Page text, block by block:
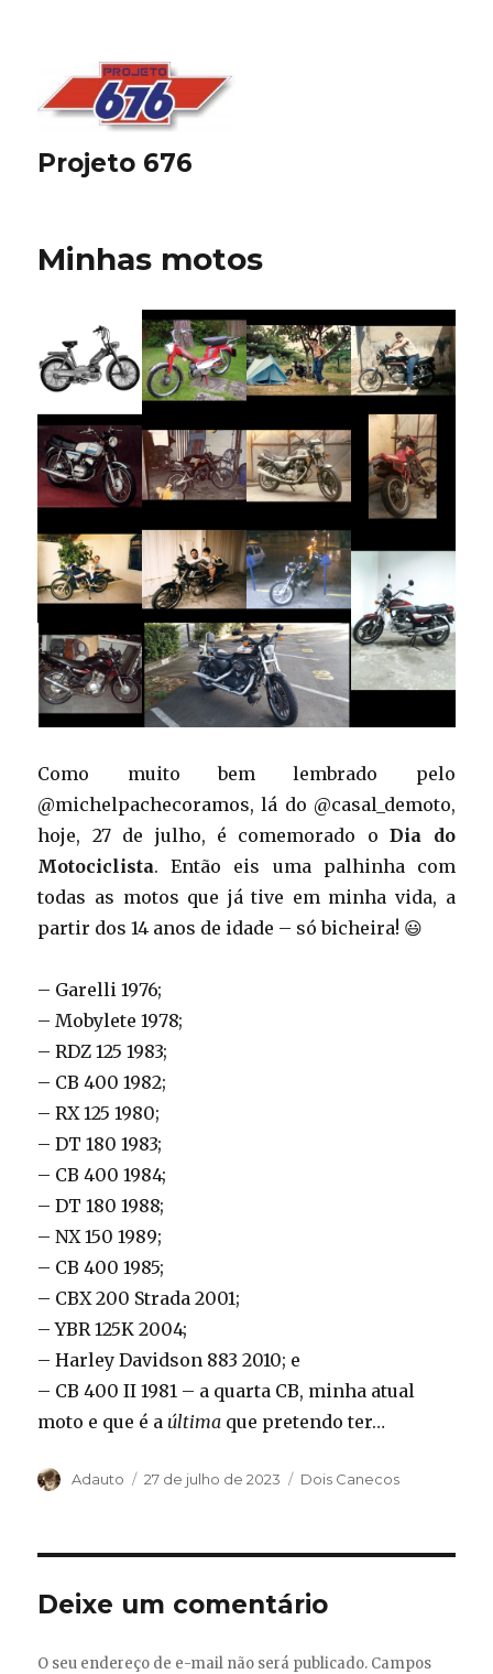
Projeto 676
Minhas motos
Como muito bem lembrado pelo
@michelpachecoramos, lá do @casal_demoto,
hoje, 27 de julho, é comemorado oDia do
Motociclista. Então eis uma palhinha com
todas as motos que já tive em minha vida, a
partir dos 14 anos de idade – só bicheira! 😃
– Garelli 1976;
– Mobylete 1978;
– RDZ 125 1983;
– CB 400 1982;
– RX 125 1980;
– DT 180 1983;
– CB 400 1984;
– DT 180 1988;
– NX 150 1989;
– CB 400 1985;
– CBX 200 Strada 2001;
– YBR 125K 2004;
– Harley Davidson 883 2010; e
– CB 400 II 1981 – a quarta CB, minha atual
moto e que é a última que pretendo ter…
Autor
Adauto
Publicado
27 de julho de 2023 Categorias
Dois Canecos
Deixe um comentário
O seu endereço de e-mail não será publicado. Campos